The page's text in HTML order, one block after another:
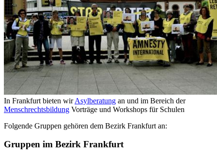
In Frankfurt bieten wirAsylberatung an und im Bereich der
Menschrechtsbildung Vorträge und Workshops für Schulen
Folgende Gruppen gehören dem Bezirk Frankfurt an:
Gruppen im Bezirk Frankfurt